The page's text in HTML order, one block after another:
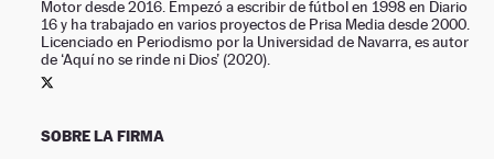
NEWSLETTER
Motor desde 2016. Empezó a escribir de fútbol en 1998 en Diario
16 y ha trabajado en varios proyectos de Prisa Media desde 2000.
Licenciado en Periodismo por la Universidad de Navarra, es autor
de ‘Aquí no se rinde ni Dios’ (2020).
SOBRE LA FIRMA